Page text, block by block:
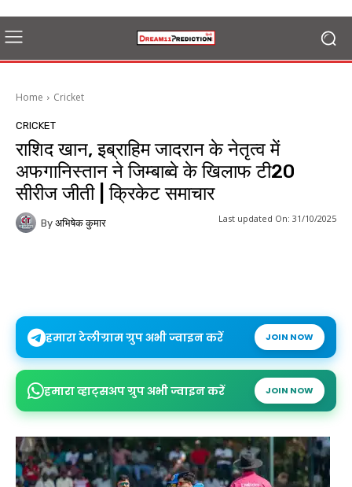
Home Cricket
CRICKET
राशिद खान, इब्राहिम जादरान के नेतृत्व में
अफगानिस्तान ने जिम्बाब्वे के खिलाफ टी20
सीरीज जीती | क्रिकेट समाचार
By अभिषेक कुमार Last updated On: 31/10/2025
हमारा टेलीग्राम ग्रुप अभी ज्वाइन करें JOIN NOW
हमारा व्हाट्सअप ग्रुप अभी ज्वाइन करें JOIN NOW